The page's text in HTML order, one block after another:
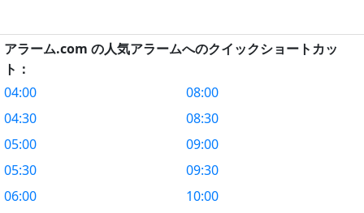
アラーム.com の人気アラームへのクイックショートカッ
ト：
04:00
04:30
05:00
05:30
06:00
08:00
08:30
09:00
09:30
10:00